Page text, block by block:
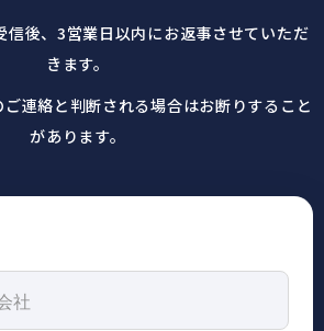
信後、3営業日以内にお返事させていただ
きます。
連絡と判断される場合はお断りすること
があります。